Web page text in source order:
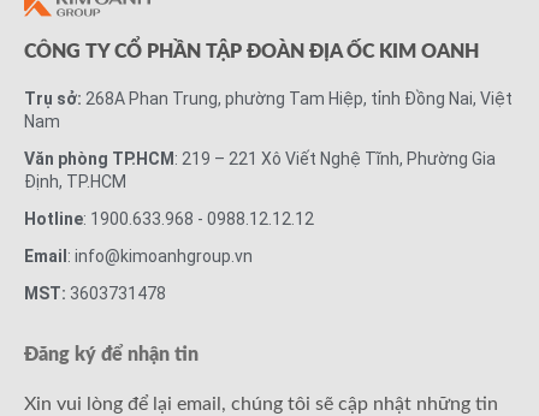
CÔNG TY CỔ PHẦN TẬP ĐOÀN ĐỊA ỐC KIM OANH
Trụ sở: 268A Phan Trung, phường Tam Hiệp, tỉnh Đồng Nai, Việt
Nam
Văn phòng TP.HCM : 219 – 221 Xô Viết Nghệ Tĩnh, Phường Gia
Định, TP.HCM
Hotline: 1900.633.968 - 0988.12.12.12
Email : info@kimoanhgroup.vn
MST: 3603731478
Đăng ký để nhận tin
Xin vui lòng để lại email, chúng tôi sẽ cập nhật những tin